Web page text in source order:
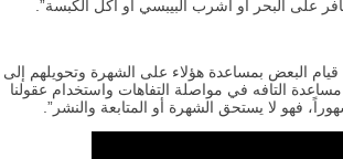
على البحر أو أشرب البيبسي أو أكل الكبسة”.
البعض بمساعدة هؤلاء على الشهرة وتحويلهم إلى
مساعدة التافه في مواصلة التفاهات واستخدام عقولنا
فهو لا يستحق الشهرة أو المتابعة والنشر”.